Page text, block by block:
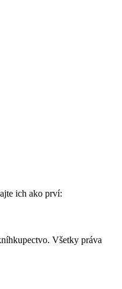
ich ako prví:
Všetky práva